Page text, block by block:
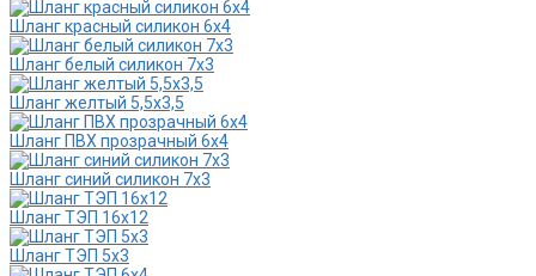
Шланг красный силикон 6х4
Шланг белый силикон 7х3
Шланг желтый 5,5х3,5
Шланг ПВХ прозрачный 6х4
Шланг синий силикон 7х3
Шланг ТЭП 16х12
Шланг ТЭП 5х3